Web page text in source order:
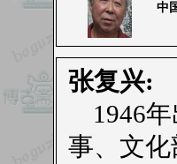
中
张复兴:
1946年
事、文